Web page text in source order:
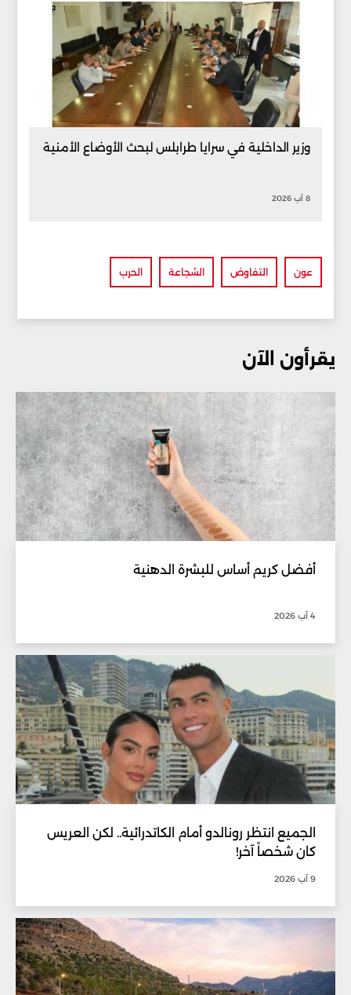
وزير الداخلية في سرايا طرابلس لبحث الأوضاع الأمنية
8 آب 2026
عون التفاوض الشجاعة الحرب
يقرأون الآن
أفضل كريم أساس للبشرة الدهنية
4 آب 2026
الجميع انتظر رونالدو أمام الكاتدرائية.. لكن العريس
كان شخصاً آخر!
9 آب 2026